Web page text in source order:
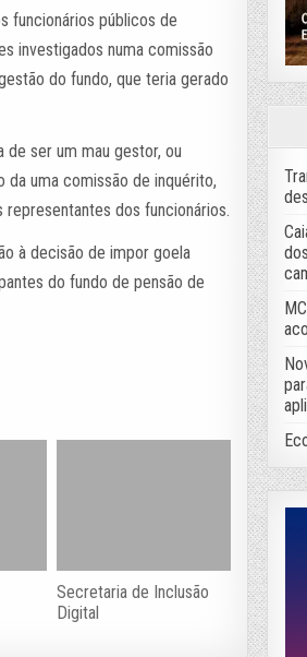
funcionários públicos de
investigados numa comissão
do fundo, que teria gerado
de ser um mau gestor, ou
uma comissão de inquérito,
dos funcionários.
à decisão de impor goela
do fundo de pensão de
Secretaria de Inclusão
Digital